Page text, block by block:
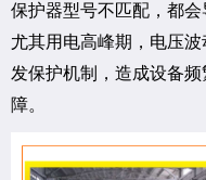
保护器型号不匹配，都会
尤其用电高峰期，电压
发保护机制，造成设备
障。